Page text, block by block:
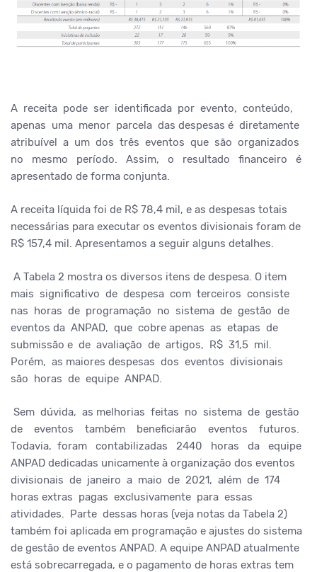
A receita pode ser identificada por evento, conteúdo,
apenas uma menor parcela das despesas é diretamente
atribuível a um dos três eventos que são organizados
no mesmo período. Assim, o resultado financeiro é
apresentado de forma conjunta.
A receita líquida foi de R$ 78,4 mil, e as despesas totais
necessárias para executar os eventos divisionais foram de
R$ 157,4 mil. Apresentamos a seguir alguns detalhes.
A Tabela 2 mostra os diversos itens de despesa. O item
mais significativo de despesa com terceiros consiste
nas horas de programação no sistema de gestão de
eventos da ANPAD, que cobre apenas as etapas de
submissão e de avaliação de artigos, R$ 31,5 mil.
Porém, as maiores despesas dos eventos divisionais
são horas de equipe ANPAD.
Sem dúvida, as melhorias feitas no sistema de gestão
de eventos também beneficiarão eventos futuros.
Todavia, foram contabilizadas 2440 horas da equipe
ANPAD dedicadas unicamente à organização dos eventos
divisionais de janeiro a maio de 2021, além de 174
horas extras pagas exclusivamente para essas
atividades. Parte dessas horas (veja notas da Tabela 2)
também foi aplicada em programação e ajustes do sistema
de gestão de eventos ANPAD. A equipe ANPAD atualmente
está sobrecarregada, e o pagamento de horas extras tem